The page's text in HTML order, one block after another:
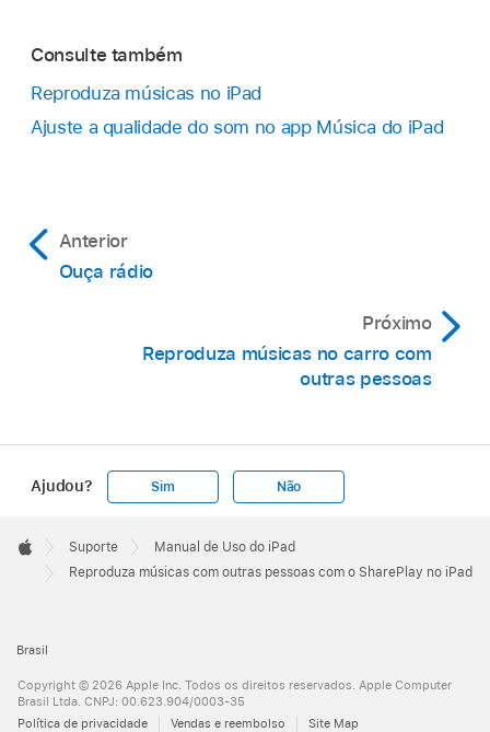
Consulte também
Reproduza músicas no iPad
Ajuste a qualidade do som no app Música do iPad
Anterior
Ouça rádio
Próximo
Reproduza músicas no carro com
outras pessoas
Ajudou? Sim Não
Footer

Apple
Suporte
Manual de Uso do iPad
Reproduza músicas com outras pessoas com o SharePlay no iPad
Brasil
Copyright © 2026 Apple Inc. Todos os direitos reservados. Apple Computer
Brasil Ltda. CNPJ: 00.623.904/0003-35
Política de privacidade
Vendas e reembolso Site Map